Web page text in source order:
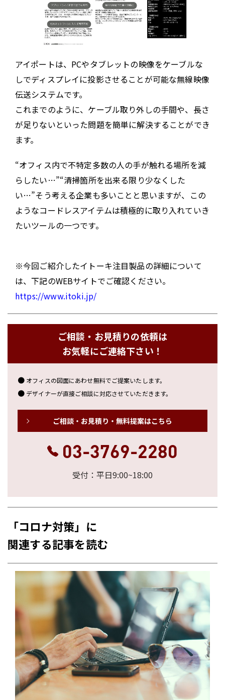
アイポートは、PCやタブレットの映像をケーブルな
しでディスプレイに投影させることが可能な無線映像
伝送システムです。
これまでのように、ケーブル取り外しの手間や、長さ
が足りないといった問題を簡単に解決することができ
ます。
“オフィス内で不特定多数の人の手が触れる場所を減
らしたい…”“清掃箇所を出来る限り少なくした
い…”そう考える企業も多いことと思いますが、この
ようなコードレスアイテムは積極的に取り入れていき
たいツールの一つです。
※今回ご紹介したイトーキ注目製品の詳細について
は、下記のWEBサイトでご確認ください。
https://www.itoki.jp/
ご相談・お見積りの依頼は
お気軽にご連絡下さい！
オフィスの図面にあわせ無料でご提案いたします。
デザイナーが直接ご相談に対応させていただきます。
ご相談・お見積り・無料提案はこちら
03-3769-2280
受付：平日9:00~18:00
「コロナ対策」に
関連する記事を読む